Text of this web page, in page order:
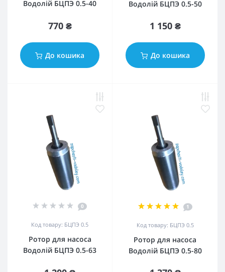
Водолій БЦПЭ 0.5-40
770 ₴
До кошика
Водолій БЦПЭ 0.5-50
1 150 ₴
До кошика
0
Код товару: БЦПЭ 0.5
Ротор для насоса
Водолій БЦПЭ 0.5-63
1
Код товару: БЦПЭ 0.5
Ротор для насоса
Водолій БЦПЭ 0.5-80